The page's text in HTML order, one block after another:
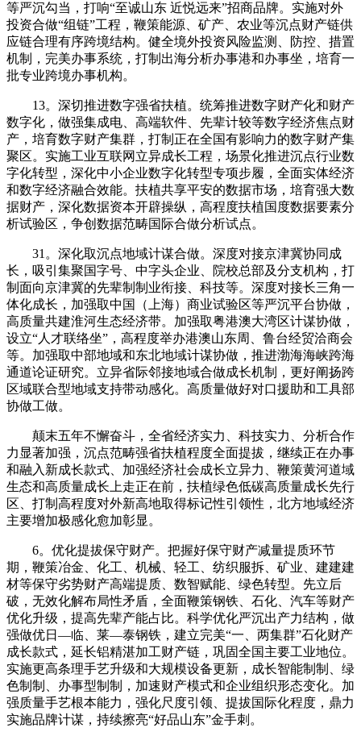
等严沉勾当，打响“至诚山东 近悦远来”招商品牌。实施对外
投资合做“组链”工程，鞭策能源、矿产、农业等沉点财产链供
应链合理有序跨境结构。健全境外投资风险监测、防控、措置
机制，完美办事系统，打制出海分析办事港和办事坐，培育一
批专业跨境办事机构。
13。深切推进数字强省扶植。统筹推进数字财产化和财产
数字化，做强集成电、高端软件、先辈计较等数字经济焦点财
产，培育数字财产集群，打制正在全国有影响力的数字财产集
聚区。实施工业互联网立异成长工程，场景化推进沉点行业数
字化转型，深化中小企业数字化转型专项步履，全面实体经济
和数字经济融合效能。扶植共享平安的数据市场，培育强大数
据财产，深化数据资本开辟操纵，高程度扶植国度数据要素分
析试验区，争创数据范畴国际合做分析试点。
31。深化取沉点地域计谋合做。深度对接京津冀协同成
长，吸引集聚国字号、中字头企业、院校总部及分支机构，打
制面向京津冀的先辈制制业衔接、科技等。深度对接长三角一
体化成长，加强取中国（上海）商业试验区等严沉平台协做，
高质量共建淮河生态经济带。加强取粤港澳大湾区计谋协做，
设立“人才联络坐”，高程度举办港澳山东周、鲁台经贸洽商会
等。加强取中部地域和东北地域计谋协做，推进渤海海峡跨海
通道论证研究。立异省际邻接地域合做成长机制，更好阐扬跨
区域联合型地域支持带动感化。高质量做好对口援助和工具部
协做工做。
颠末五年不懈奋斗，全省经济实力、科技实力、分析合作
力显著加强，沉点范畴强省扶植程度全面提拔，继续正在办事
和融入新成长款式、加强经济社会成长立异力、鞭策黄河道域
生态和高质量成长上走正在前，扶植绿色低碳高质量成长先行
区、打制高程度对外新高地取得标记性引领性，北方地域经济
主要增加极感化愈加彰显。
6。优化提拔保守财产。把握好保守财产减量提质环节
期，鞭策冶金、化工、机械、轻工、纺织服拆、矿业、建建建
材等保守劣势财产高端提质、数智赋能、绿色转型。先立后
破，无效化解布局性矛盾，全面鞭策钢铁、石化、汽车等财产
优化升级，提高先辈产能占比。科学优化严沉出产力结构，做
强做优日—临、莱—泰钢铁，建立完美“一、两集群”石化财产
成长款式，延长铝精湛加工财产链，巩固全国主要工业地位。
实施更高条理手艺升级和大规模设备更新，成长智能制制、绿
色制制、办事型制制，加速财产模式和企业组织形态变化。加
强质量手艺根本能力，强化尺度引领、提拔国际化程度，鼎力
实施品牌计谋，持续擦亮“好品山东”金手刺。